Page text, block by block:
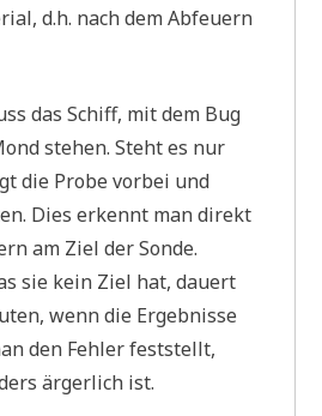
d.h. nach dem Abfeuern
das Schiff, mit dem Bug
stehen. Steht es nur
die Probe vorbei und
Dies erkennt man direkt
am Ziel der Sonde.
sie kein Ziel hat, dauert
wenn die Ergebnisse
den Fehler feststellt,
ärgerlich ist.